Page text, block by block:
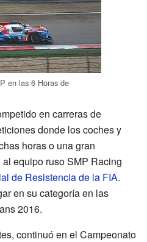
en las 6 Horas de
en carreras de
donde los coches y
horas o una gran
equipo ruso SMP Racing
de Resistencia de la FIA.
en su categoría en las
2016.
continuó en el Campeonato